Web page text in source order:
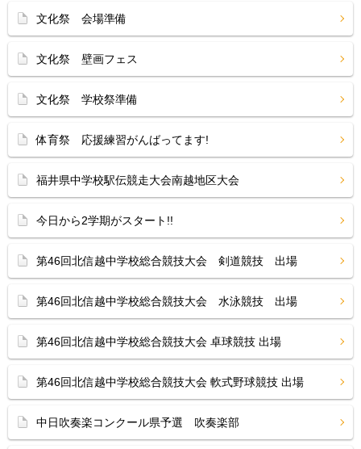
文化祭 会場準備
文化祭 壁画フェス
文化祭 学校祭準備
体育祭 応援練習がんばってます!
福井県中学校駅伝競走大会南越地区大会
今日から2学期がスタート!!
第46回北信越中学校総合競技大会 剣道競技 出場
第46回北信越中学校総合競技大会 水泳競技 出場
第46回北信越中学校総合競技大会 卓球競技 出場
第46回北信越中学校総合競技大会 軟式野球競技 出場
中日吹奏楽コンクール県予選 吹奏楽部